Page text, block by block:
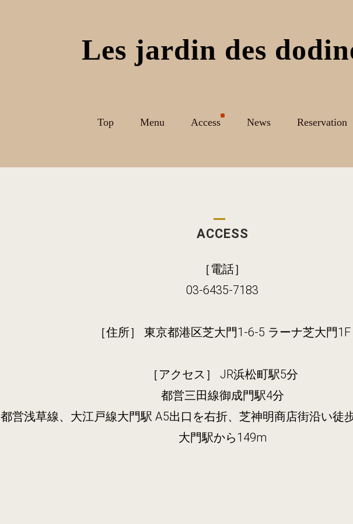
Les jardin des
Top Menu Access News Reservation
ACCESS
［電話］
03-6435-7183
［住所］ 東京都港区芝大門1-6-5 ラーナ芝大門1F
［アクセス］ JR浜松町駅5分
都営三田線御成門駅4分
都営浅草線、大江戸線大門駅 A5出口を右折、芝神明商店街沿い徒
大門駅から149m